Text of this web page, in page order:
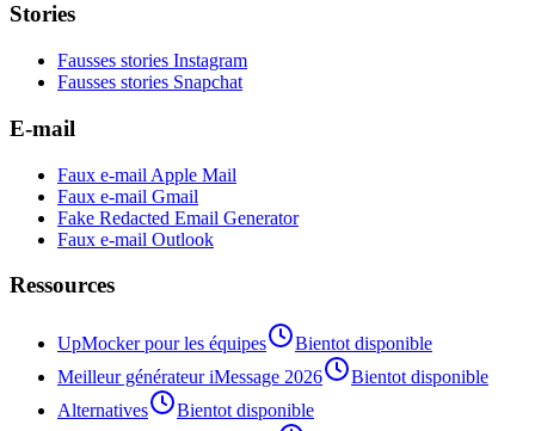
Stories
Fausses stories Instagram
Fausses stories Snapchat
E-mail
Faux e-mail Apple Mail
Faux e-mail Gmail
Fake Redacted Email Generator
Faux e-mail Outlook
Ressources
UpMocker pour les équipes
Bientot disponible
Meilleur générateur iMessage 2026
Bientot disponible
Alternatives
Bientot disponible